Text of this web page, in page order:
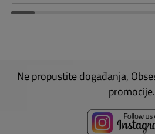
Ne propustite događanja,
promocije.